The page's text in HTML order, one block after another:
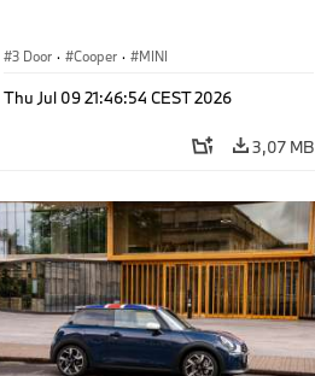
3 Door · Cooper · MINI
Thu Jul 09 21:46:54 CEST 2026
3,07 MB